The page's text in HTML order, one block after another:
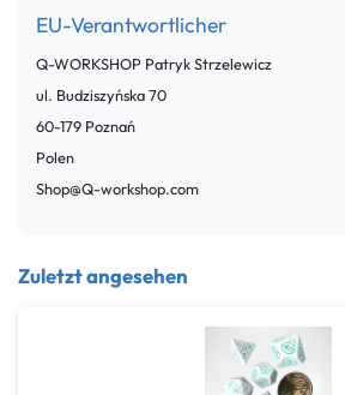
EU-Verantwortlicher
Q-WORKSHOP Patryk Strzelewicz
ul. Budziszyńska70
60-179 Poznań
Polen
Shop@Q-workshop.com
Zuletzt angesehen